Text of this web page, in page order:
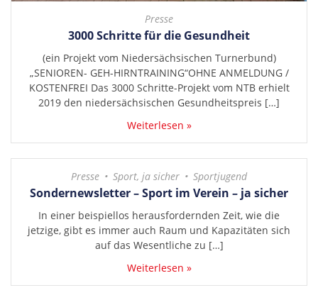
Presse
3000 Schritte für die Gesundheit
(ein Projekt vom Niedersächsischen Turnerbund)
„SENIOREN- GEH-HIRNTRAINING“OHNE ANMELDUNG /
KOSTENFREI Das 3000 Schritte-Projekt vom NTB erhielt
2019 den niedersächsischen Gesundheitspreis […]
Weiterlesen »
Presse Sport, ja sicher Sportjugend
Sondernewsletter – Sport im Verein – ja sicher
In einer beispiellos herausfordernden Zeit, wie die
jetzige, gibt es immer auch Raum und Kapazitäten sich
auf das Wesentliche zu […]
Weiterlesen »